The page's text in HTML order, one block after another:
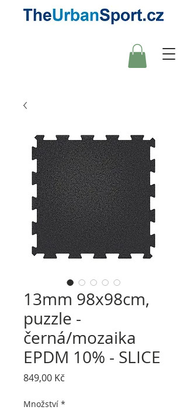
13mm 98x98cm,
puzzle -
černá/mozaika
EPDM 10% - SLICE
849,00 Kč
Množství *